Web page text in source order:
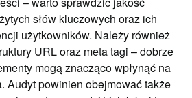
słów kluczowych oraz ich
użytkowników. Należy również
URL oraz meta tagi – dobrze
mogą znacząco wpłynąć na
Audyt powinien obejmować także